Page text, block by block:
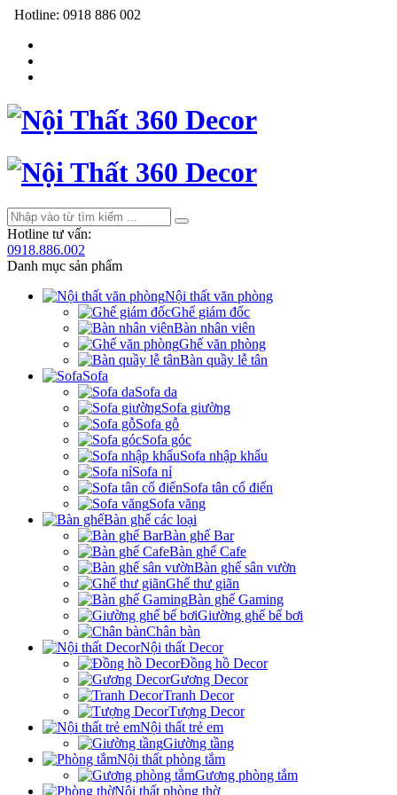
Hotline: 0918 886 002
Hotline tư vấn:
0918.886.002
Danh mục sản phẩm
Nội thất văn phòng
Ghế giám đốc
Bàn nhân viên
Ghế văn phòng
Bàn quầy lễ tân
Sofa
Sofa da
Sofa giường
Sofa gỗ
Sofa góc
Sofa nhập khẩu
Sofa nỉ
Sofa tân cổ điển
Sofa văng
Bàn ghế các loại
Bàn ghế Bar
Bàn ghế Cafe
Bàn ghế sân vườn
Ghế thư giãn
Bàn ghế Gaming
Giường ghế bể bơi
Chân bàn
Nội thất Decor
Đồng hồ Decor
Gương Decor
Tranh Decor
Tượng Decor
Nội thất trẻ em
Giường tầng
Nội thất phòng tắm
Gương phòng tắm
Nội thất phòng thờ